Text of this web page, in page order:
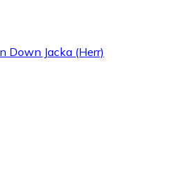
Down Jacka (Herr)